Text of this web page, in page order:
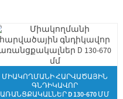
ՄԻԱԿՈՂՄԱՆԻ ՀԱՐՎԱԾԱՅԻՆ
ԳՆԴԻԿԱՎՈՐ
ԱՌԱՆՑՔԱԿԱԼՆԵՐ D 130-670 ՄՄ